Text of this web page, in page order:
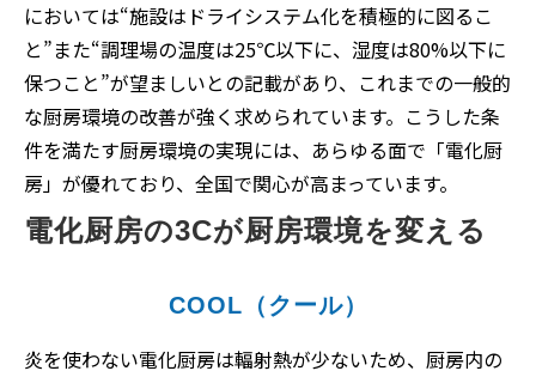
においては“施設はドライシステム化を積極的に図るこ
と”また“調理場の温度は25℃以下に、湿度は80%以下に
保つこと”が望ましいとの記載があり、これまでの一般的
な厨房環境の改善が強く求められています。こうした条
件を満たす厨房環境の実現には、あらゆる面で「電化厨
房」が優れており、全国で関心が高まっています。
電化厨房の3Cが厨房環境を変える
COOL（クール）
炎を使わない電化厨房は輻射熱が少ないため、厨房内の